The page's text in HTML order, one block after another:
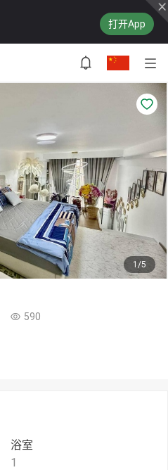
打开App
1/5
590
浴室
1